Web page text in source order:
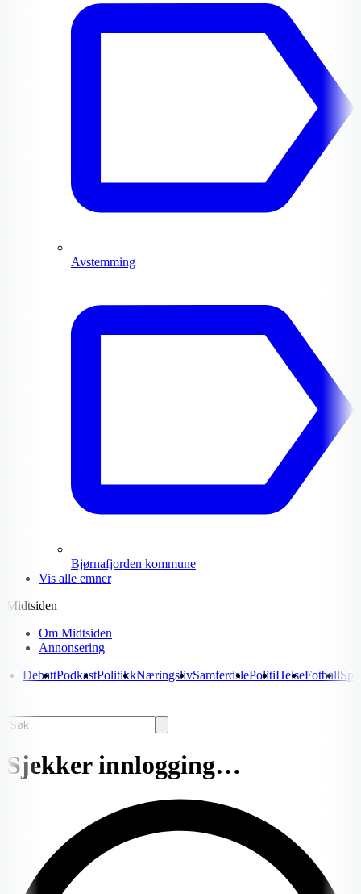
Avstemming
Bjørnafjorden kommune
Vis alle emner
Midtsiden
Om Midtsiden
Annonsering
DebattPodkastPolitikkNæringslivSamferdslePolitiHelseFotball
Sjekker innlogging…